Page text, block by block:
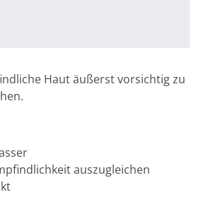
Haut äußerst vorsichtig zu
auszugleichen